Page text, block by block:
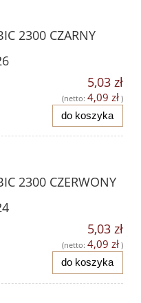
2300 CZARNY
5,03 zł
(netto: 4,09 zł )
do koszyka
2300 CZERWONY
5,03 zł
(netto: 4,09 zł )
do koszyka